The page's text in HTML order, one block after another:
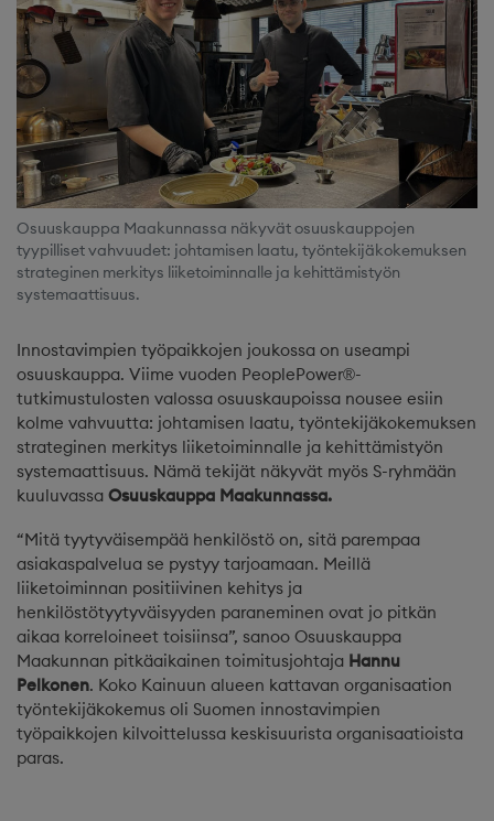
Osuuskauppa Maakunnassa näkyvät osuuskauppojen
tyypilliset vahvuudet: johtamisen laatu, työntekijäkokemuksen
strateginen merkitys liiketoiminnalle ja kehittämistyön
systemaattisuus.
Innostavimpien työpaikkojen joukossa on useampi
osuuskauppa. Viime vuoden PeoplePower®-
tutkimustulosten valossa osuuskaupoissa nousee esiin
kolme vahvuutta: johtamisen laatu, työntekijäkokemuksen
strateginen merkitys liiketoiminnalle ja kehittämistyön
systemaattisuus. Nämä tekijät näkyvät myös S-ryhmään
kuuluvassa Osuuskauppa Maakunnassa.
“Mitä tyytyväisempää henkilöstö on, sitä parempaa
asiakaspalvelua se pystyy tarjoamaan. Meillä
liiketoiminnan positiivinen kehitys ja
henkilöstötyytyväisyyden paraneminen ovat jo pitkän
aikaa korreloineet toisiinsa”, sanoo Osuuskauppa
Maakunnan pitkäaikainen toimitusjohtaja Hannu
Pelkonen. Koko Kainuun alueen kattavan organisaation
työntekijäkokemus oli Suomen innostavimpien
työpaikkojen kilvoittelussa keskisuurista organisaatioista
paras.